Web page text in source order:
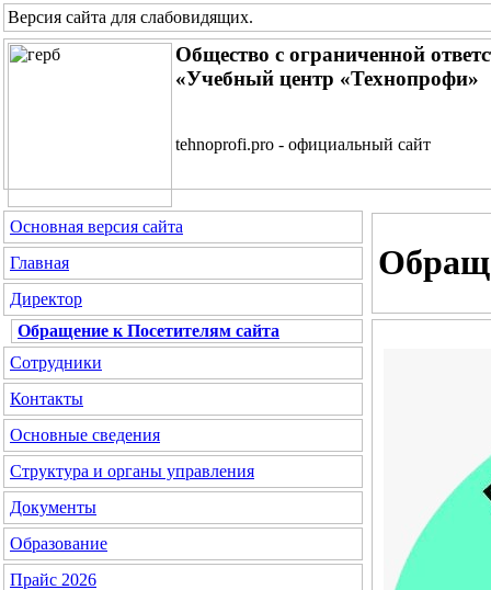
Версия сайта для слабовидящих.
Общество с ограниченной
«Учебный центр «Технопрофи»
tehnoprofi.pro - официальный сайт
Основная версия сайта
Главная
Директор
Обращение к Посетителям сайта
Сотрудники
Контакты
Основные сведения
Структура и органы управления
Документы
Образование
Прайс 2026